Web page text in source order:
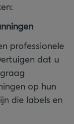
professionele
dat u
op hun
die labels en